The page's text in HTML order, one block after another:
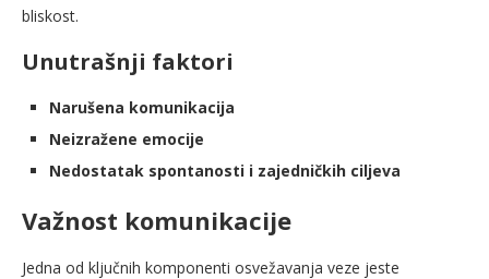
bliskost.
Unutrašnji faktori
Narušena komunikacija
Neizražene emocije
Nedostatak spontanosti i zajedničkih ciljeva
Važnost komunikacije
Jedna od ključnih komponenti osvežavanja veze jeste